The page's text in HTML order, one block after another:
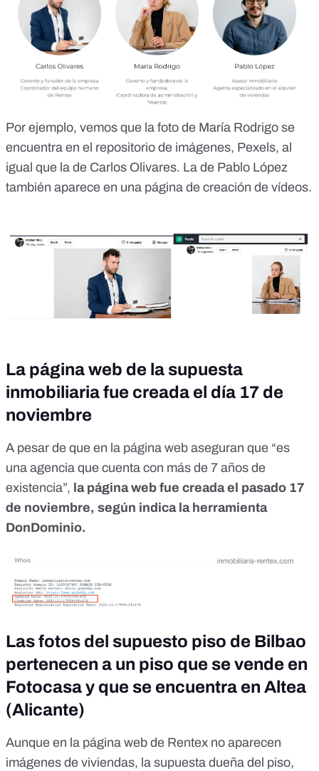
Por ejemplo, vemos que la foto de María Rodrigo se
encuentra en el repositorio de imágenes, Pexels, al
igual que la de Carlos Olivares. La de Pablo López
también aparece en una página de creación de vídeos.
La página web de la supuesta
inmobiliaria fue creada el día 17 de
noviembre
A pesar de que en la página web aseguran que “es
una agencia que cuenta con más de 7 años de
existencia”, la página web fue creada el pasado 17
de noviembre, según indica la herramienta
DonDominio.
Las fotos del supuesto piso de Bilbao
pertenecen a un piso que se vende en
Fotocasa y que se encuentra en Altea
(Alicante)
Aunque en la página web de Rentex no aparecen
imágenes de viviendas, la supuesta dueña del piso,